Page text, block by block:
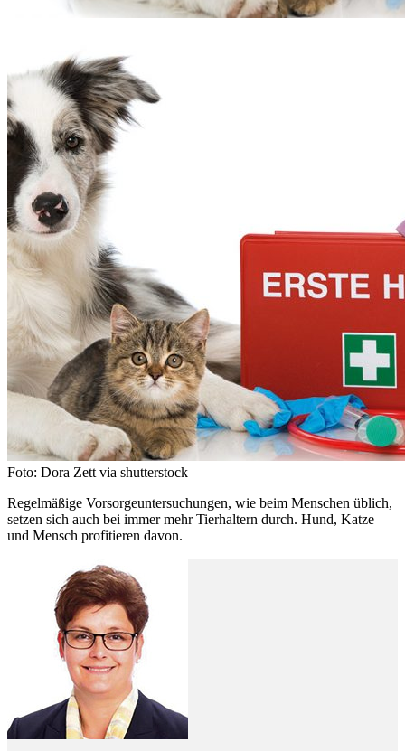
Foto: Dora Zett via shutterstock
Regelmäßige Vorsorgeuntersuchungen, wie beim Menschen üblich,
setzen sich auch bei immer mehr Tierhaltern durch. Hund, Katze
und Mensch profitieren davon.